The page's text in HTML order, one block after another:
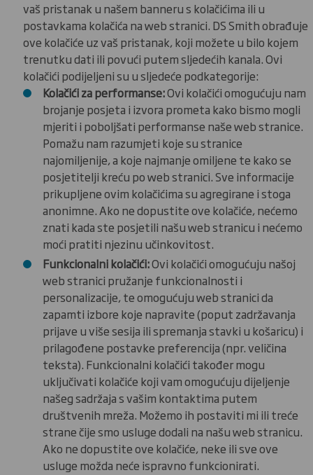
vaš pristanak u našem banneru s kolačićima ili u
postavkama kolačića na web stranici. DS Smith obrađuje
ove kolačiće uz vaš pristanak, koji možete u bilo kojem
trenutku dati ili povući putem sljedećih kanala. Ovi
kolačići podijeljeni su u sljedeće podkategorije:
Kolačići za performanse:Ovi kolačići omogućuju nam
brojanje posjeta i izvora prometa kako bismo mogli
mjeriti i poboljšati performanse naše web stranice.
Pomažu nam razumjeti koje su stranice
najomiljenije, a koje najmanje omiljene te kako se
posjetitelji kreću po web stranici. Sve informacije
prikupljene ovim kolačićima su agregirane i stoga
anonimne. Ako ne dopustite ove kolačiće, nećemo
znati kada ste posjetili našu web stranicu i nećemo
moći pratiti njezinu učinkovitost.
Funkcionalni kolačići:Ovi kolačići omogućuju našoj
web stranici pružanje funkcionalnosti i
personalizacije, te omogućuju web stranici da
zapamti izbore koje napravite (poput zadržavanja
prijave u više sesija ili spremanja stavki u košaricu) i
prilagođene postavke preferencija (npr. veličina
teksta). Funkcionalni kolačići također mogu
uključivati kolačiće koji vam omogućuju dijeljenje
našeg sadržaja s vašim kontaktima putem
društvenih mreža. Možemo ih postaviti mi ili treće
strane čije smo usluge dodali na našu web stranicu.
Ako ne dopustite ove kolačiće, neke ili sve ove
usluge možda neće ispravno funkcionirati.